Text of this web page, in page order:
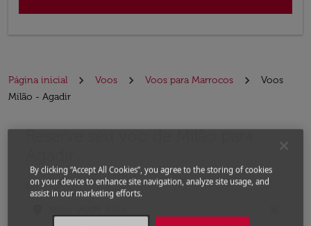
Página inicial Voos Voos para Marrocos
Voos
Milão - Agadir
Reserve seu voo de Milão para
De
Experimente atualizar a rota (partida e/ou destino)
By clicking “Accept All Cookies”, you agree to the storing of cookies
on your device to enhance site navigation, analyze site usage, and
assist in our marketing efforts.